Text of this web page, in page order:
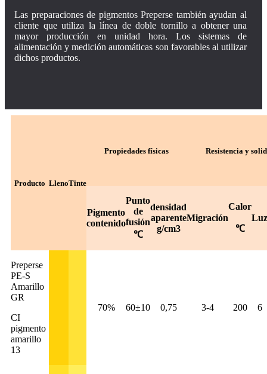
Las preparaciones de pigmentos Preperse también ayudan al
cliente que utiliza la línea de doble tornillo a obtener una
mayor producción en unidad hora. Los sistemas de
alimentación y medición automáticas son favorables al utilizar
dichos productos.
Producto LlenoTinte
Propiedades físicas Resistencia y
Pigmento
contenido
Punto
de
fusión
℃
densidad
aparente
g/cm3
Migración
Calor
℃
Luz
Preperse
PE-S
Amarillo
GR
CI
pigmento
amarillo
13
70% 60±10 0,75 3-4 200 6